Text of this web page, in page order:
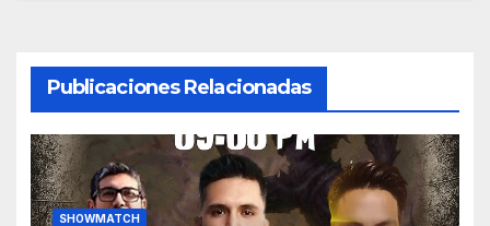
Publicaciones Relacionadas
SHOWMATCH